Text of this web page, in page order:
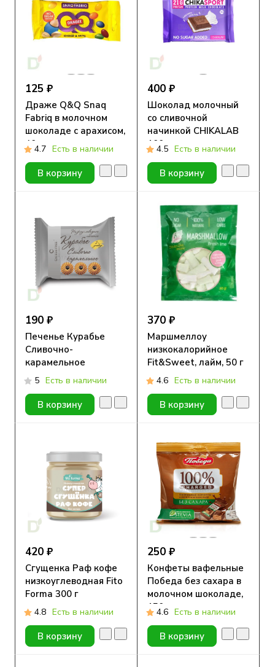
125 ₽
Драже Q&Q Snaq
Fabriq в молочном
шоколаде с арахисом,
40 г.
4.7 Есть в наличии
В корзину
400 ₽
Шоколад молочный
со сливочной
начинкой CHIKALAB
100 гр
4.5 Есть в наличии
В корзину
190 ₽
Печенье Курабье
Сливочно-
карамельное
низкоуглеводное
ExcessFree 40гр.
5 Есть в наличии
В корзину
370 ₽
Маршмеллоу
низкокалорийное
Fit&Sweet, лайм, 50 г
4.6 Есть в наличии
В корзину
420 ₽
Сгущенка Раф кофе
низкоуглеводная Fito
Forma 300 г
4.8 Есть в наличии
В корзину
250 ₽
Конфеты вафельные
Победа без сахара в
молочном шоколаде,
150г.
4.6 Есть в наличии
В корзину